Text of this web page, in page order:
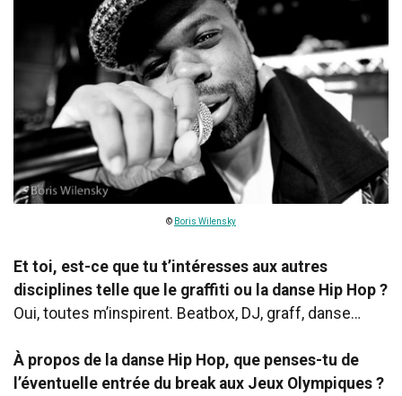
© Boris Wilensky
Et toi, est-ce que tu t’intéresses aux autres
disciplines telle que le graffiti ou la danse Hip Hop ?
Oui, toutes m’inspirent. Beatbox, DJ, graff, danse…
À propos de la danse Hip Hop, que penses-tu de
l’éventuelle entrée du break aux Jeux Olympiques ?